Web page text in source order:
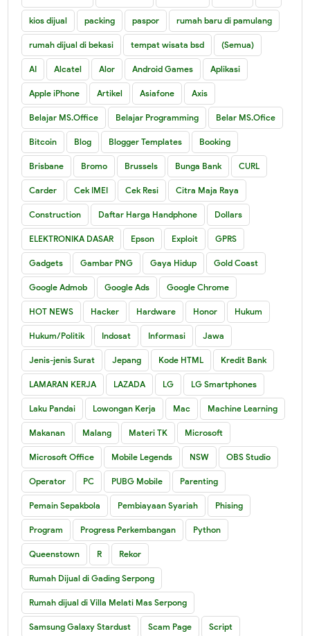
kios dijual packing paspor rumah baru di pamulang
rumah dijual di bekasi tempat wisata bsd (Semua)
AI Alcatel Alor Android Games Aplikasi
Apple iPhone Artikel Asiafone Axis
Belajar MS.Office Belajar Programming Belar MS.Ofice
Bitcoin Blog Blogger Templates Booking
Brisbane Bromo Brussels Bunga Bank CURL
Carder Cek IMEI Cek Resi Citra Maja Raya
Construction Daftar Harga Handphone Dollars
ELEKTRONIKA DASAR Epson Exploit GPRS
Gadgets Gambar PNG Gaya Hidup Gold Coast
Google Admob Google Ads Google Chrome
HOT NEWS Hacker Hardware Honor Hukum
Hukum/Politik Indosat Informasi Jawa
Jenis-jenis Surat Jepang Kode HTML Kredit Bank
LAMARAN KERJA LAZADA LG LG Smartphones
Laku Pandai Lowongan Kerja Mac Machine Learning
Makanan Malang Materi TK Microsoft
Microsoft Office Mobile Legends NSW OBS Studio
Operator PC PUBG Mobile Parenting
Pemain Sepakbola Pembiayaan Syariah Phising
Program Progress Perkembangan Python
Queenstown R Rekor
Rumah Dijual di Gading Serpong
Rumah dijual di Villa Melati Mas Serpong
Samsung Galaxy Stardust Scam Page Script